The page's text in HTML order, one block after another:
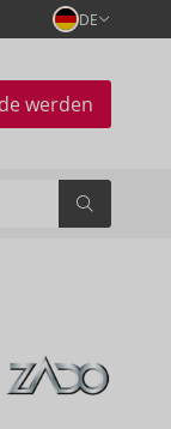
DE
werden